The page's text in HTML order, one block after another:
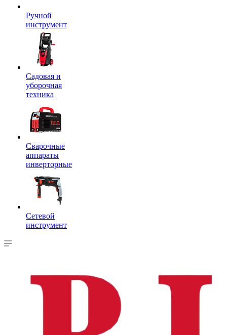
Ручной
инструмент
Садовая и
уборочная
техника
Сварочные
аппараты
инверторные
Сетевой
инструмент